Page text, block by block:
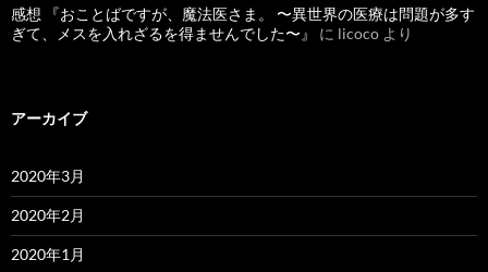
感想 『おことばですが、魔法医さま。 〜異世界の医療は問題が多す
ぎて、メスを入れざるを得ませんでした〜』
に licoco より
アーカイブ
2020年3月
2020年2月
2020年1月